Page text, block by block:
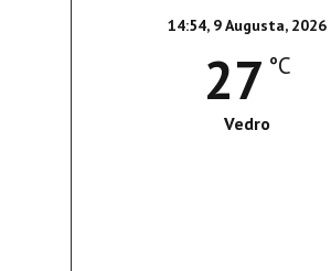
14:54, 9 Augusta, 2026
27 °C
Vedro